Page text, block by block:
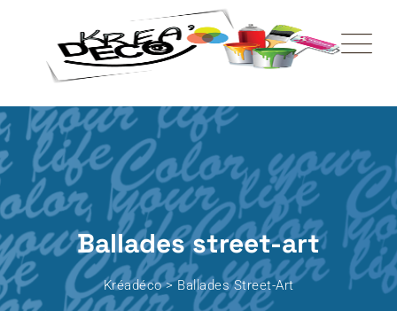
Ballades street-art
Kréadéco>Ballades Street-Art